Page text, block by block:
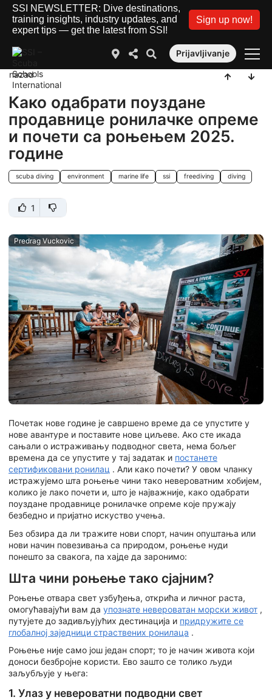
SSI NEWSLETTER: Dive destinations,
training insights, industry updates, and
expert tips — get the latest from SSI!
Sign up now!
Prijavljivanje
nazad
Како одабрати поуздане
продавнице ронилачке опреме
и почети са роњењем 2025.
године
scuba diving environment marine life ssi freediving diving
1
Predrag Vuckovic
Почетак нове године је савршено време да се упустите у
нове авантуре и поставите нове циљеве. Ако сте икада
сањали о истраживању подводног света, нема бољег
времена да се упустите у тај задатак и постанете
сертификовани ронилац . Али како почети? У овом чланку
истражујемо шта роњење чини тако невероватним хобијем,
колико је лако почети и, што је најважније, како одабрати
поуздане продавнице ронилачке опреме које пружају
безбедно и пријатно искуство учења.
Без обзира да ли тражите нови спорт, начин опуштања или
нови начин повезивања са природом, роњење нуди
понешто за свакога, па хајде да заронимо:
Шта чини роњење тако сјајним?
Роњење отвара свет узбуђења, открића и личног раста,
омогућавајући вам да упознате невероватан морски живот ,
путујете до задивљујућих дестинација и придружите се
глобалној заједници страствених ронилаца .
Роњење није само још један спорт; то је начин живота који
доноси безбројне користи. Ево зашто се толико људи
заљубљује у њега:
1. Улаз у невероватни подводни свет